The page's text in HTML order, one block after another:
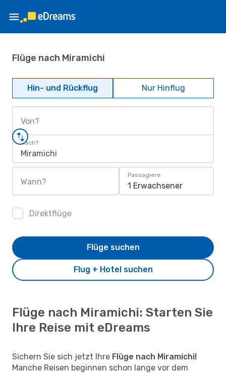
Flüge nach Miramichi
Hin- und Rückflug Nur Hinflug
Von?
Nach?
Miramichi
Wann?
Passagiere
1 Erwachsener
Direktflüge
Flug + Hotel suchen
Flüge suchen
Flüge nach Miramichi: Starten Sie
Ihre Reise mit eDreams
Sichern Sie sich jetzt Ihre Flüge nach Miramichi!
Manche Reisen beginnen schon lange vor dem